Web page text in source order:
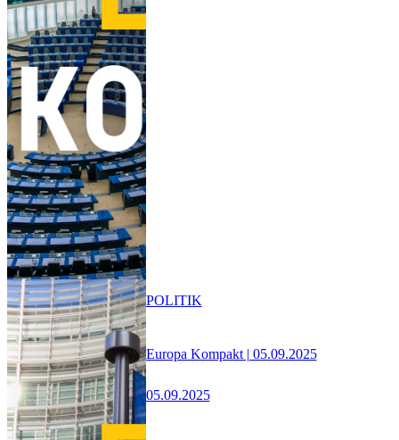
Europa Kompakt | 05.09.2025
05.09.2025
POLITIK